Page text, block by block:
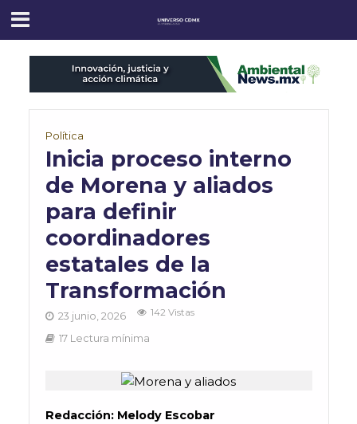
Política
Inicia proceso interno
de Morena y aliados
para definir
coordinadores
estatales de la
Transformación
23 junio, 2026 142 Vistas
17 Lectura mínima
Redacción: Melody Escobar